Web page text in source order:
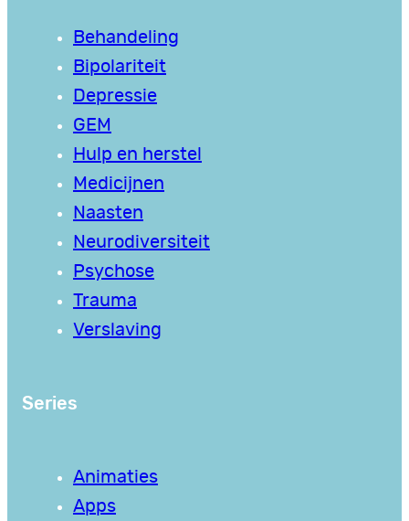
Behandeling
Bipolariteit
Depressie
GEM
Hulp en herstel
Medicijnen
Naasten
Neurodiversiteit
Psychose
Trauma
Verslaving
Series
Animaties
Apps